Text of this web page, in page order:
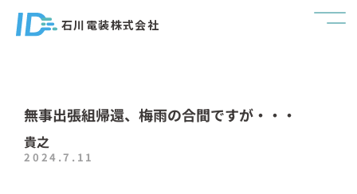
石川電装株式会社
無事出張組帰還、梅雨の合間ですが・・・
貴之
2024.7.11